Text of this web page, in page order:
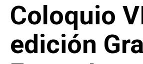
Coloquio
edición